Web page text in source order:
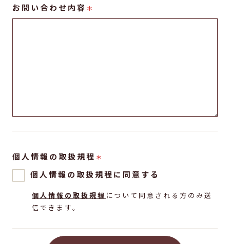
お問い合わせ内容 ＊
個人情報の取扱規程 ＊
個人情報の取扱規程に同意する
個人情報の取扱規程 について同意される方のみ送
信できます。